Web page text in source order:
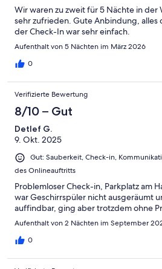
Wir waren zu zweit für 5 Nächte in
sehr zufrieden. Gute Anbindung, alles
der Check-In war sehr einfach.
Aufenthalt von 5 Nächten im März 2026
0
Verifizierte Bewertung
8/10 – Gut
Detlef G.
9. Okt. 2025
Gut: Sauberkeit, Check-in,
des Onlineauftritts
Problemloser Check-in, Parkplatz am
war Geschirrspüler nicht ausgeräumt
auffindbar, ging aber trotzdem ohne
Aufenthalt von 2 Nächten im September
0